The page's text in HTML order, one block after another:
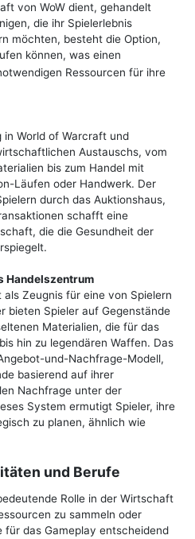
von WoW dient, gehandelt
die ihr Spielerlebnis
möchten, besteht die Option,
können, was einen
Ressourcen für ihre
in World of Warcraft und
Austauschs, vom
bis zum Handel mit
Läufen oder Handwerk. Der
durch das Auktionshaus,
schafft eine
die die Gesundheit der
Handelszentrum
Zeugnis für eine von Spielern
bieten Spieler auf Gegenstände
Materialien, die für das
hin zu legendären Waffen. Das
und-Nachfrage-Modell,
basierend auf ihrer
Nachfrage unter der
System ermutigt Spieler, ihre
zu planen, ähnlich wie
und Berufe
Rolle in der Wirtschaft
zu sammeln oder
für das Gameplay entscheidend